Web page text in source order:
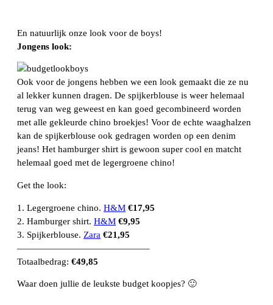
En natuurlijk onze look voor de boys!
Jongens look:
Ook voor de jongens hebben we een look gemaakt die ze nu
al lekker kunnen dragen. De spijkerblouse is weer helemaal
terug van weg geweest en kan goed gecombineerd worden
met alle gekleurde chino broekjes! Voor de echte waaghalzen
kan de spijkerblouse ook gedragen worden op een denim
jeans! Het hamburger shirt is gewoon super cool en matcht
helemaal goed met de legergroene chino!
Get the look:
1. Legergroene chino. H&M €17,95
2. Hamburger shirt. H&M €9,95
3. Spijkerblouse. Zara €21,95
——————————————–
Totaalbedrag: €49,85
Waar doen jullie de leukste budget koopjes? 🙂